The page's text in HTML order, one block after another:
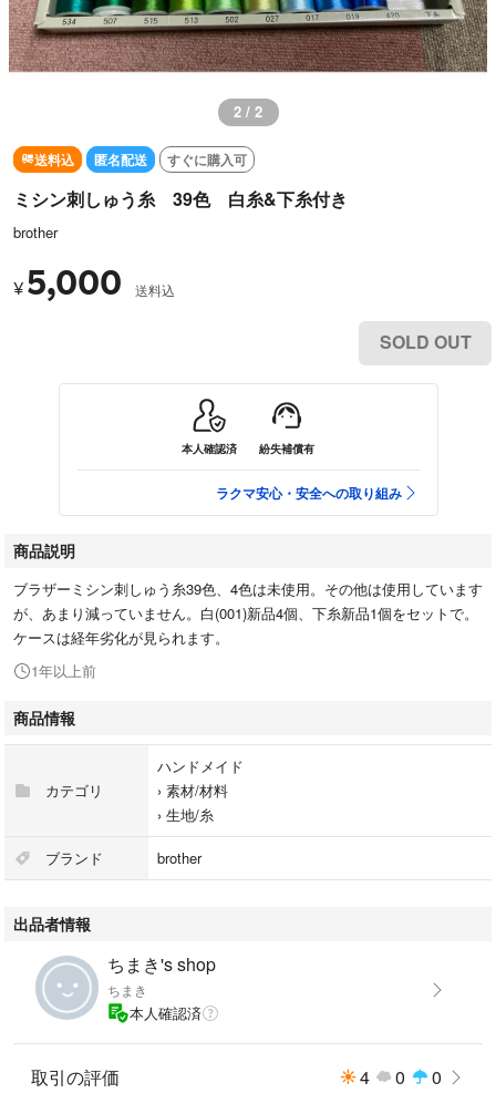
2 / 2
送料込 匿名配送 すぐに購入可
ミシン刺しゅう糸 39色 白糸&下糸付き
brother
¥ 5,000 送料込
SOLD OUT
本人確認済 紛失補償有
ラクマ安心・安全への取り組み
商品説明
ブラザーミシン刺しゅう糸39色、4色は未使用。その他は使用しています
が、あまり減っていません。白(001)新品4個、下糸新品1個をセットで。
ケースは経年劣化が見られます。
1年以上前
商品情報
カテゴリ
ハンドメイド
› 素材/材料
› 生地/糸
ブランド brother
出品者情報
ちまき's shop
ちまき
本人確認済
取引の評価 4 0 0